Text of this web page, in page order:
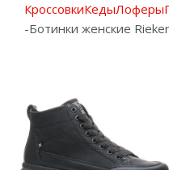
КроссовкиКедыЛоферы
-Ботинки женские Rieker